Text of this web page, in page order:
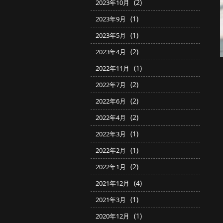
2023年10月 (2)
2023年9月 (1)
2023年5月 (1)
2023年4月 (2)
2022年11月 (1)
2022年7月 (2)
2022年6月 (2)
2022年4月 (2)
2022年3月 (1)
2022年2月 (1)
2022年1月 (2)
2021年12月 (4)
2021年3月 (1)
2020年12月 (1)